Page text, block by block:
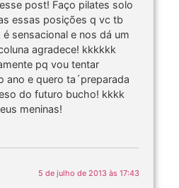
post! Faço pilates solo
essas posições q vc tb
sensacional e nos dá um
agradece! kkkkkk
pq vou tentar
ano e quero ta´preparada
do futuro bucho! kkkk
meninas!
5 de julho de 2013 às 17:43